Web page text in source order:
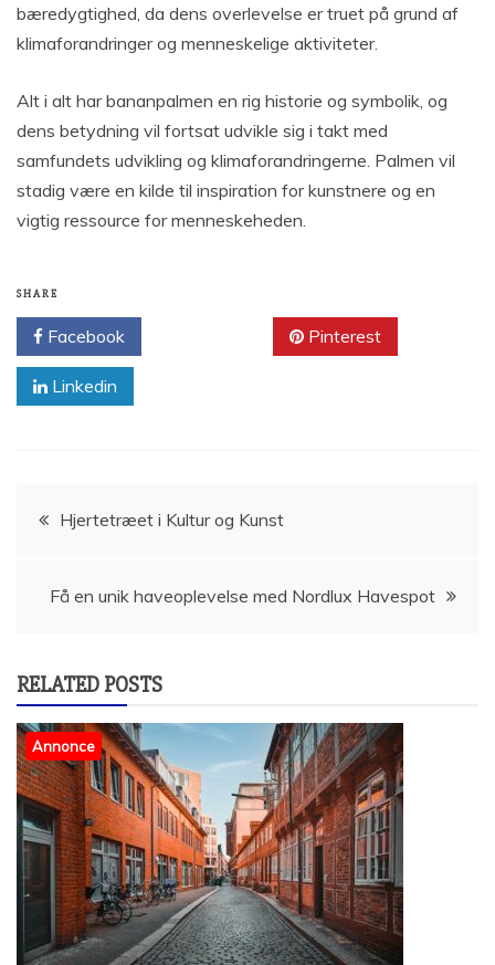
bæredygtighed, da dens overlevelse er truet på grund af
klimaforandringer og menneskelige aktiviteter.
Alt i alt har bananpalmen en rig historie og symbolik, og
dens betydning vil fortsat udvikle sig i takt med
samfundets udvikling og klimaforandringerne. Palmen vil
stadig være en kilde til inspiration for kunstnere og en
vigtig ressource for menneskeheden.
SHARE
Facebook Pinterest
Linkedin
Indlægsnavigation
Hjertetræet i Kultur og Kunst
Få en unik haveoplevelse med Nordlux Havespot
RELATED POSTS
Annonce